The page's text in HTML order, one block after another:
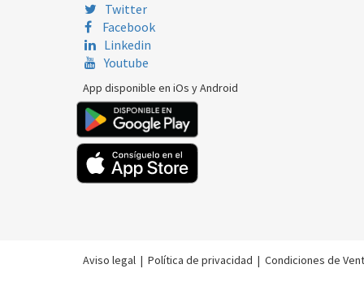
Twitter
Facebook
Linkedin
Youtube
App disponible en iOs y Android
Aviso legal | Política de privacidad | Condiciones de